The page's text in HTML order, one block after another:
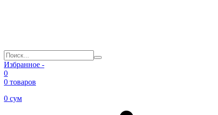
Избранное -
0
0 товаров
0 сум